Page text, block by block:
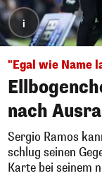
i
"Egal wie Name
nach
Sergio Ramos
schlug seinen
Karte bei seinem